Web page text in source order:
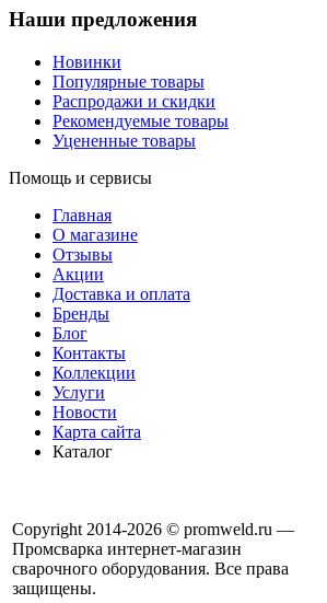
Наши предложения
Новинки
Популярные товары
Распродажи и скидки
Рекомендуемые товары
Уцененные товары
Помощь и сервисы
Главная
О магазине
Отзывы
Акции
Доставка и оплата
Бренды
Блог
Контакты
Коллекции
Услуги
Новости
Карта сайта
Каталог
Copyright 2014-2026 © promweld.ru —
Промсварка интернет-магазин
сварочного оборудования. Все права
защищены.